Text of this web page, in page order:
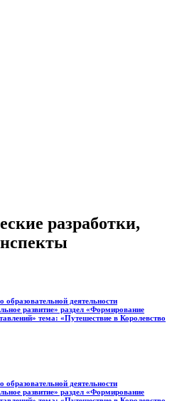
разработки,
образовательной деятельности
развитие» раздел «Формирование
тема: «Путешествие в Королевство
образовательной деятельности
развитие» раздел «Формирование